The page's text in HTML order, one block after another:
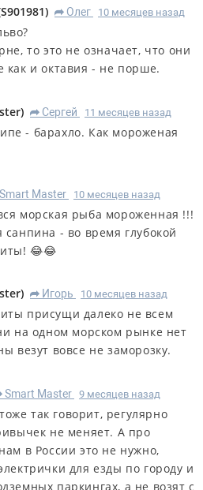
S901981) R Олег 10 месяцев назад
то это не означает, что они
как и октавия - не порше.
) R Сергей 11 месяцев назад
- барахло. Как мороженая
Smart Master 10 месяцев назад
морская рыба мороженная !!!
- во время глубокой
😂😂
) R Игорь 10 месяцев назад
присущи далеко не всем
на одном морском рынке нет
везут вовсе не заморозку.
Smart Master 9 месяцев назад
так говорит, регулярно
не меняет. А про
в России это не нужно,
для езды по городу и
паркингах, а не возят с